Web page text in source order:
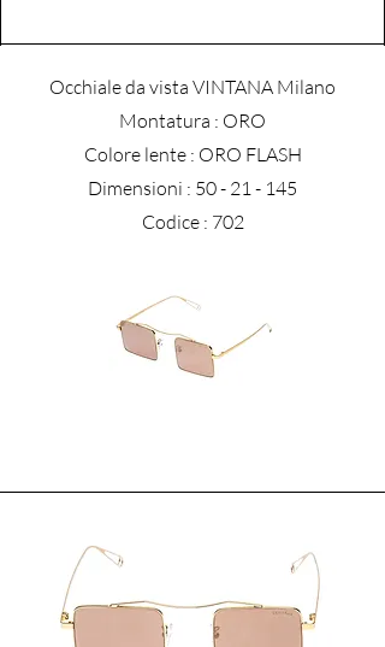
Occhiale da vista VINTANA Milano
​Montatura : ORO
Colore lente : ORO FLASH
Dimensioni : 50 - 21 - 145
Codice : 702